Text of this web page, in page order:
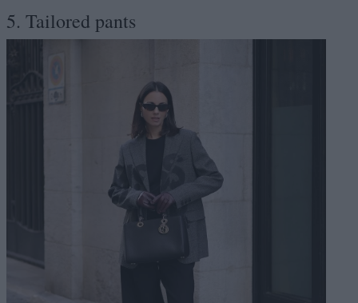
5. Tailored pants